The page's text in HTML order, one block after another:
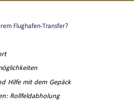
Flughafen-Transfer?
Hilfe mit dem Gepäck
Rollfeldabholung